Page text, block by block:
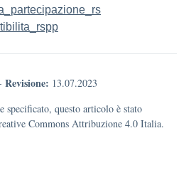
Revisione: 13.07.2023
specificato, questo articolo è stato
Commons Attribuzione 4.0 Italia.